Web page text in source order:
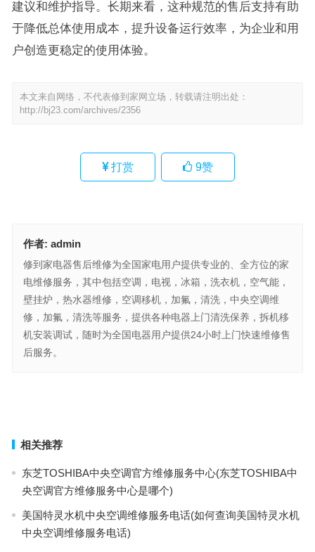
建议和维护指导。长期来看，这种规范的售后支持有助
于降低总体使用成本，提升设备运行效率，为企业和用
户创造更稳定的使用体验。
本文来自网络，不代表修到家网立场，转载请注明出处：
http://bj23.com/archives/2356
打赏 9赞
作者: admin
修到家电器售后维修为全国家电用户提供专业的、全方位的家
电维修服务，其中包括空调，电视，冰箱，洗衣机，空气能，
壁挂炉，热水器维修，空调移机，加氟，清洗，中央空调维
修，加氟，清洗等服务，提供各种电器上门清洗保养，拆机移
机安装调试，随时为全国电器用户提供24小时上门快速维修售
后服务。
相关推荐
东芝TOSHIBA中央空调官方维修服务中心(东芝TOSHIBA中
央空调官方维修服务中心是哪个)
美国特灵水机中央空调维修服务电话(如何查询美国特灵水机
中央空调维修服务电话)